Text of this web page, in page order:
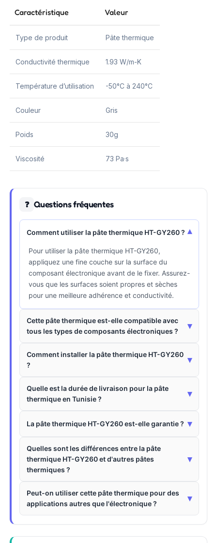
Caractéristique Valeur
Type de produit Pâte thermique
Conductivité thermique 1.93 W/m-K
Température d’utilisation -50°C à 240°C
Couleur Gris
Poids 30g
Viscosité 73 Pa·s
❓ Questions fréquentes
Comment utiliser la pâte thermique HT-GY260 ? ▾
Pour utiliser la pâte thermique HT-GY260,
appliquez une fine couche sur la surface du
composant électronique avant de le fixer. Assurez-
vous que les surfaces soient propres et sèches
pour une meilleure adhérence et conductivité.
Cette pâte thermique est-elle compatible avec
tous les types de composants électroniques ?
▾
Comment installer la pâte thermique HT-GY260
?
▾
Quelle est la durée de livraison pour la pâte
thermique en Tunisie ?
▾
La pâte thermique HT-GY260 est-elle garantie ? ▾
Quelles sont les différences entre la pâte
thermique HT-GY260 et d'autres pâtes
thermiques ?
▾
Peut-on utiliser cette pâte thermique pour des
applications autres que l'électronique ?
▾